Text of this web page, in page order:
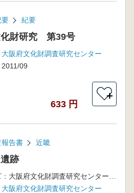
要 紀要
化財研究 第39号
大阪府文化財調査研究センター
2011/09
633 円
＋
告書 近畿
跡
大阪府文化財調査研究センター